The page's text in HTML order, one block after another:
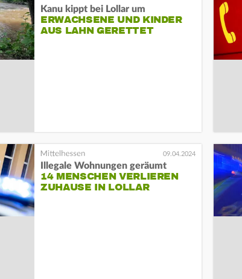
Kanu kippt bei Lollar um
ERWACHSENE UND KINDER
AUS LAHN GERETTET
09.04.2024
Illegale Wohnungen geräumt
14 MENSCHEN VERLIEREN
ZUHAUSE IN LOLLAR